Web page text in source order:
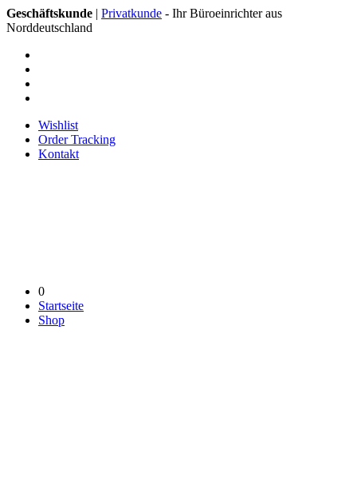
Geschäftskunde | Privatkunde - Ihr Büroeinrichter aus
Norddeutschland
Wishlist
Order Tracking
Kontakt
0
Startseite
Shop